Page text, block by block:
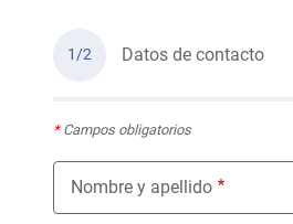
1/2 Datos de contacto
*Campos obligatorios
Nombre y apellido